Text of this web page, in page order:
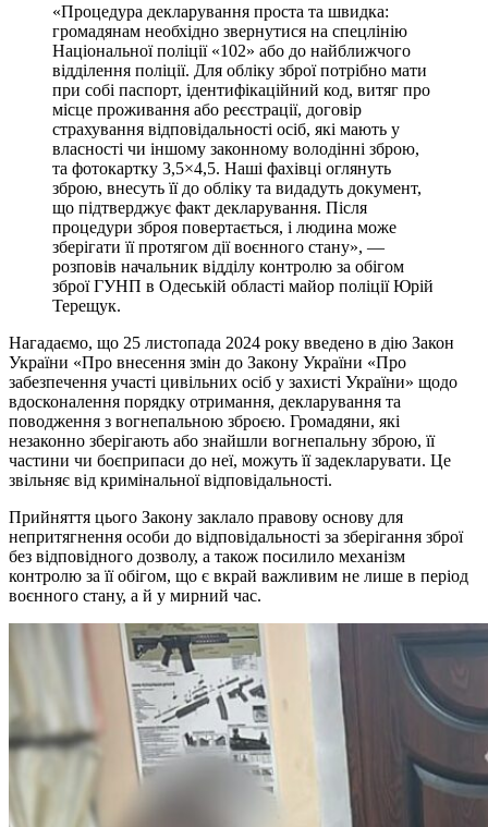
«Процедура декларування проста та швидка:
громадянам необхідно звернутися на спецлінію
Національної поліції «102» або до найближчого
відділення поліції. Для обліку зброї потрібно мати
при собі паспорт, ідентифікаційний код, витяг про
місце проживання або реєстрації, договір
страхування відповідальності осіб, які мають у
власності чи іншому законному володінні зброю,
та фотокартку 3,5×4,5. Наші фахівці оглянуть
зброю, внесуть її до обліку та видадуть документ,
що підтверджує факт декларування. Після
процедури зброя повертається, і людина може
зберігати її протягом дії воєнного стану», —
розповів начальник відділу контролю за обігом
зброї ГУНП в Одеській області майор поліції Юрій
Терещук.
Нагадаємо, що 25 листопада 2024 року введено в дію Закон
України «Про внесення змін до Закону України «Про
забезпечення участі цивільних осіб у захисті України» щодо
вдосконалення порядку отримання, декларування та
поводження з вогнепальною зброєю. Громадяни, які
незаконно зберігають або знайшли вогнепальну зброю, її
частини чи боєприпаси до неї, можуть її задекларувати. Це
звільняє від кримінальної відповідальності.
Прийняття цього Закону заклало правову основу для
непритягнення особи до відповідальності за зберігання зброї
без відповідного дозволу, а також посилило механізм
контролю за її обігом, що є вкрай важливим не лише в період
воєнного стану, а й у мирний час.